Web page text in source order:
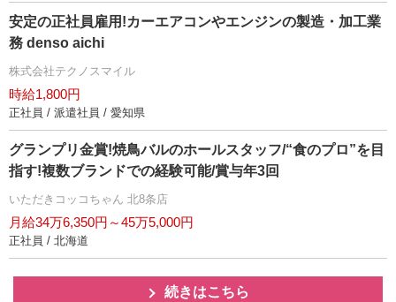
安定の正社員雇用!カーエアコンやエンジンの製造・加工業
務 denso aichi
株式会社テクノスマイル
時給1,800円
正社員 / 派遣社員 / 愛知県
グランプリ金賞!焼鳥バルのホールスタッフ/“食のプロ”を目
指す!複数ブランドでの経験可能/賞与年3回
いただきコッコちゃん 北8条店
月給34万6,350円～45万5,000円
正社員 / 北海道
続きはこちら